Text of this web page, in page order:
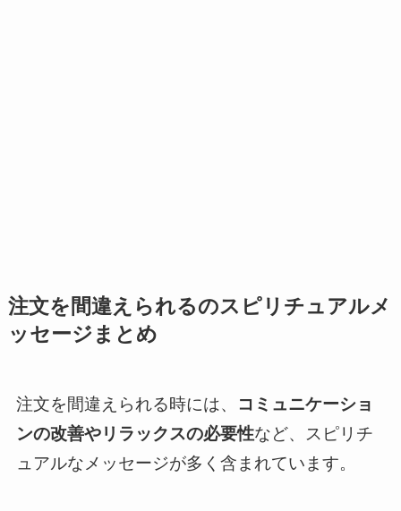
注文を間違えられるのスピリチュアルメ
ッセージまとめ
注文を間違えられる時には、 コミュニケーショ
ンの改善やリラックスの必要性など、スピリチ
ュアルなメッセージが多く含まれています。